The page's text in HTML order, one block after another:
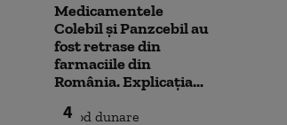
Medicamentele
Colebil și Panzcebil au
fost retrase din
farmaciile din
România. Explicația...
4